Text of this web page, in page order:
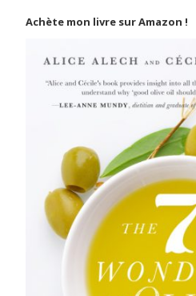
Achète mon livre sur Amazon !